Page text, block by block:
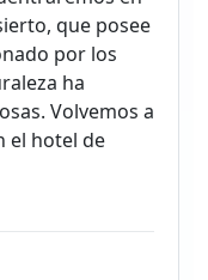
que posee
por los
ha
Volvemos a
el hotel de